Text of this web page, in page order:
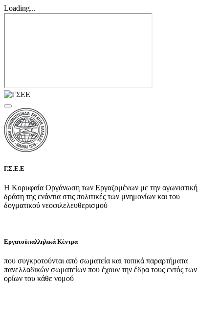
Loading...
Γ.Σ.Ε.Ε
Η Κορυφαία Οργάνωση των Εργαζομένων με την αγωνιστική
δράση της ενάντια στις πολιτικές των μνημονίων και του
δογματικού νεοφιλελευθερισμού
Εργατοϋπαλληλικά Κέντρα
που συγκροτούνται από σωματεία και τοπικά παραρτήματα
πανελλαδικών σωματείων που έχουν την έδρα τους εντός των
ορίων του κάθε νομού